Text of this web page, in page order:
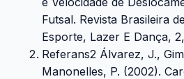
Futsal. Revista Brasileira
Esporte, Lazer E Dança,
Referans2 Álvarez, J.,
Manonelles, P. (2002).